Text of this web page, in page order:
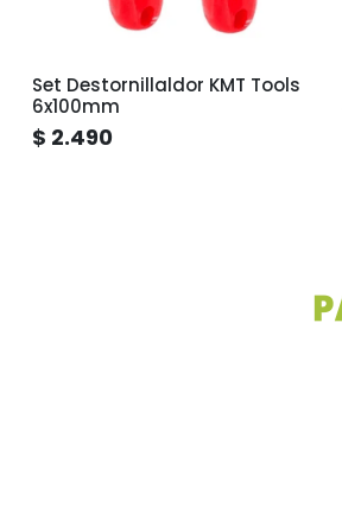
Set Destornillaldor KMT Tools
6x100mm
$ 2.490